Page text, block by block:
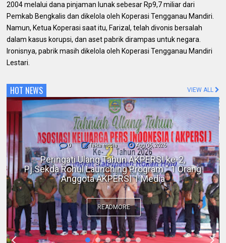
2004 melalui dana pinjaman lunak sebesar Rp9,7 miliar dari
Pemkab Bengkalis dan dikelola oleh Koperasi Tengganau Mandiri.
Namun, Ketua Koperasi saat itu, Farizal, telah divonis bersalah
dalam kasus korupsi, dan aset pabrik dirampas untuk negara.
Ironisnya, pabrik masih dikelola oleh Koperasi Tengganau Mandiri
Lestari.
HOT NEWS VIEW ALL
0 fakta media Aug 06, 2026
Polres Inhil bersama Pemkab Inhil dan
BKSDA Riau Perkuat Sinergi Tangani
Gangguan Kera Liar di Tembilahan
READMORE